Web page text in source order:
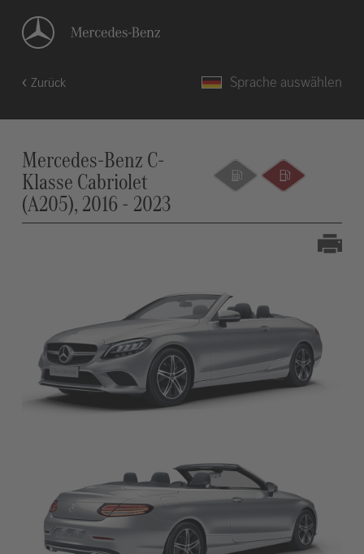
Zurück Sprache auswählen
Mercedes-Benz C-
Klasse Cabriolet
(A205), 2016 - 2023